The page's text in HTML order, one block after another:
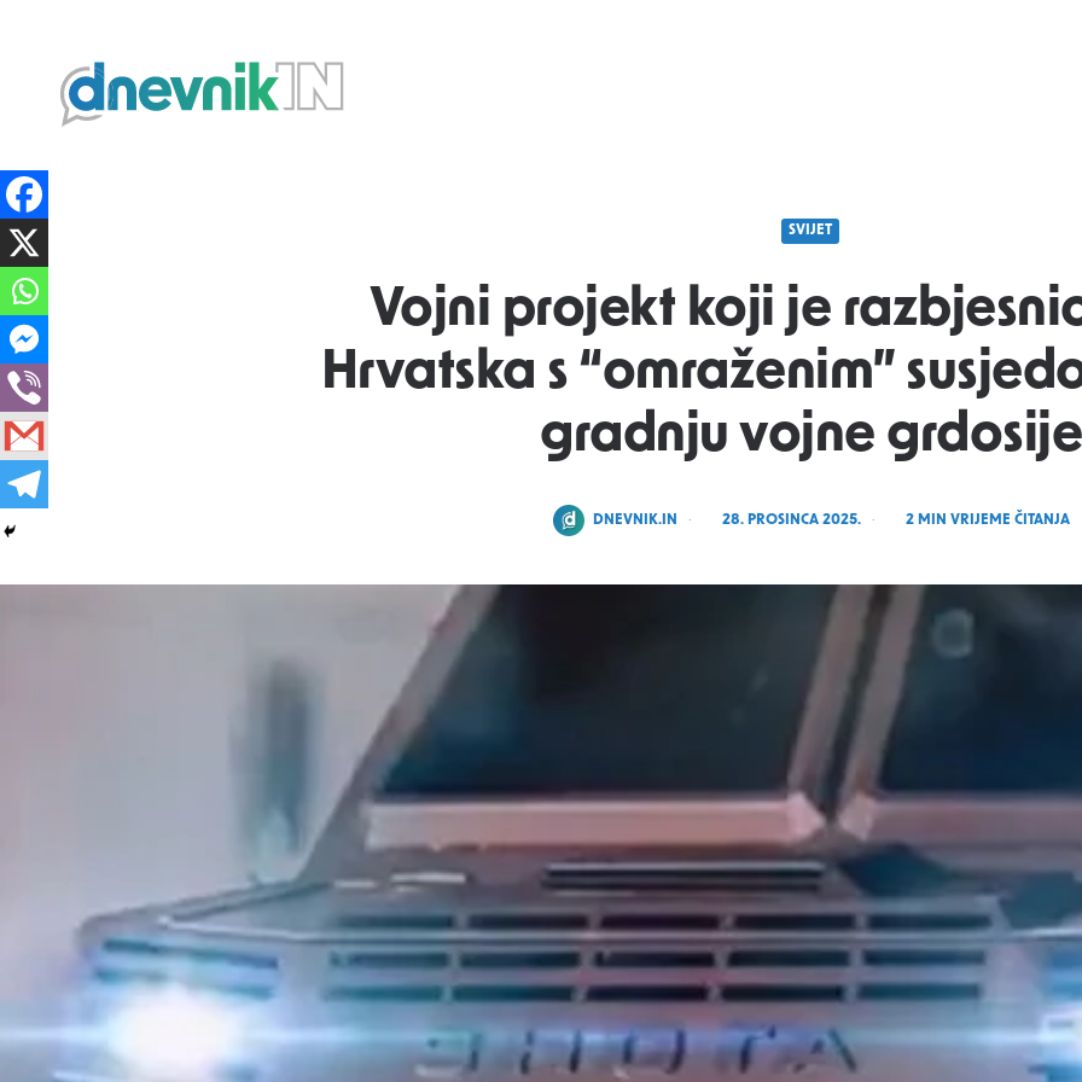
Dnevnik.in
SVIJET
Vojni projekt koji je
Hrvatska s “omraženim”
gradnju vojne grdosije
POSTED
DNEVNIK.IN 28. PROSINCA 2025. 2MIN VRIJEME ČITANJA